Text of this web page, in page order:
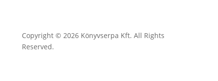
Copyright © 2026 Könyvserpa Kft. All Rights
Reserved.